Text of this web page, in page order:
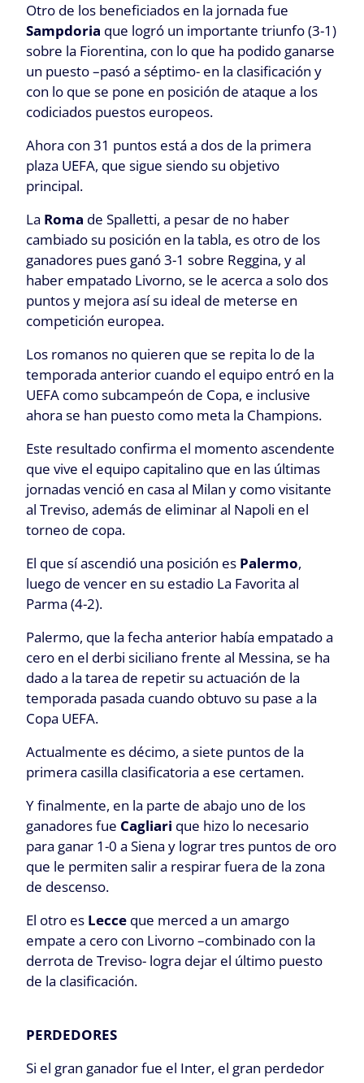
Otro de los beneficiados en la jornada fue
Sampdoria que logró un importante triunfo (3-1)
sobre la Fiorentina, con lo que ha podido ganarse
un puesto –pasó a séptimo- en la clasificación y
con lo que se pone en posición de ataque a los
codiciados puestos europeos.
Ahora con 31 puntos está a dos de la primera
plaza UEFA, que sigue siendo su objetivo
principal.
La Roma de Spalletti, a pesar de no haber
cambiado su posición en la tabla, es otro de los
ganadores pues ganó 3-1 sobre Reggina, y al
haber empatado Livorno, se le acerca a solo dos
puntos y mejora así su ideal de meterse en
competición europea.
Los romanos no quieren que se repita lo de la
temporada anterior cuando el equipo entró en la
UEFA como subcampeón de Copa, e inclusive
ahora se han puesto como meta la Champions.
Este resultado confirma el momento ascendente
que vive el equipo capitalino que en las últimas
jornadas venció en casa al Milan y como visitante
al Treviso, además de eliminar al Napoli en el
torneo de copa.
El que sí ascendió una posición es Palermo,
luego de vencer en su estadio La Favorita al
Parma (4-2).
Palermo, que la fecha anterior había empatado a
cero en el derbi siciliano frente al Messina, se ha
dado a la tarea de repetir su actuación de la
temporada pasada cuando obtuvo su pase a la
Copa UEFA.
Actualmente es décimo, a siete puntos de la
primera casilla clasificatoria a ese certamen.
Y finalmente, en la parte de abajo uno de los
ganadores fue Cagliari que hizo lo necesario
para ganar 1-0 a Siena y lograr tres puntos de oro
que le permiten salir a respirar fuera de la zona
de descenso.
El otro es Lecce que merced a un amargo
empate a cero con Livorno –combinado con la
derrota de Treviso- logra dejar el último puesto
de la clasificación.
PERDEDORES
Si el gran ganador fue el Inter, el gran perdedor